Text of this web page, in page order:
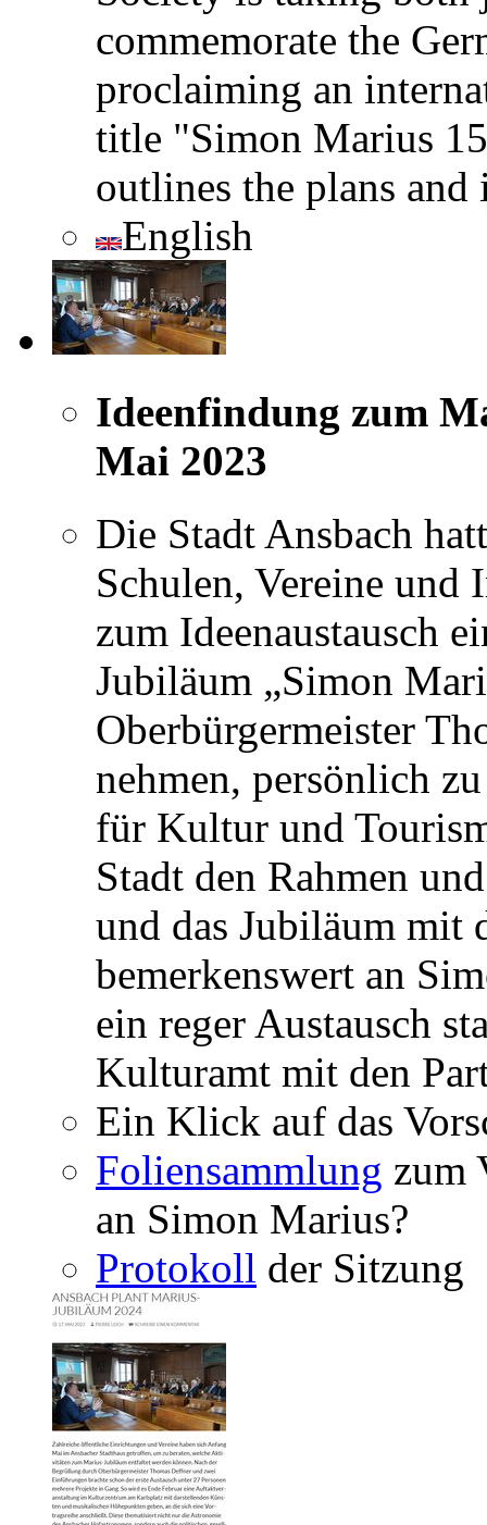
commemorate the
proclaiming an
title "Simon Marius
outlines the plans
English
Ideenfindung zum
Mai 2023
Die Stadt Ansbach
Schulen, Vereine und
zum Ideenaustausch
Jubiläum „Simon
Oberbürgermeister
nehmen, persönlich
für Kultur und
Stadt den Rahmen
und das Jubiläum mit
bemerkenswert an
ein reger Austausch
Kulturamt mit den
Ein Klick auf das
Foliensammlung zum
an Simon Marius?
Protokoll der Sitzung